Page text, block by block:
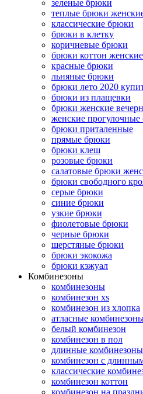
зеленые брюки
теплые брюки
классические брюки
брюки в клетку
коричневые брюки
брюки коттон женские
красные брюки
льняные брюки
брюки лето 2020
брюки из плащевки
брюки женские
женские
брюки приталенные
прямые брюки
брюки клеш
розовые брюки
салатовые брюки
брюки свободного
серые брюки
синие брюки
узкие брюки
фиолетовые брюки
черные брюки
шерстяные брюки
брюки экокожа
брюки кэжуал
Комбинезоны
комбинезоны
комбинезон xs
комбинезон из хлопка
атласные
белый комбинезон
комбинезон в пол
длинные комбинезоны
комбинезон с
классические
комбинезон коттон
комбинезон на